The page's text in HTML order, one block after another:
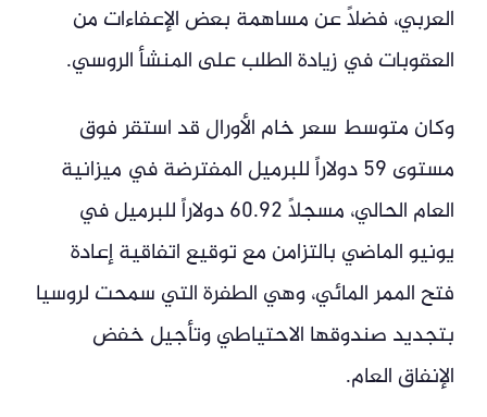
العربي، فضلاً عن مساهمة بعض الإعفاءات من
العقوبات في زيادة الطلب على المنشأ الروسي.
وكان متوسط سعر خام الأورال قد استقر فوق
مستوى 59 دولاراً للبرميل المفترضة في ميزانية
العام الحالي، مسجلاً 60.92 دولاراً للبرميل في
يونيو الماضي بالتزامن مع توقيع اتفاقية إعادة
فتح الممر المائي، وهي الطفرة التي سمحت لروسيا
بتجديد صندوقها الاحتياطي وتأجيل خفض
الإنفاق العام.